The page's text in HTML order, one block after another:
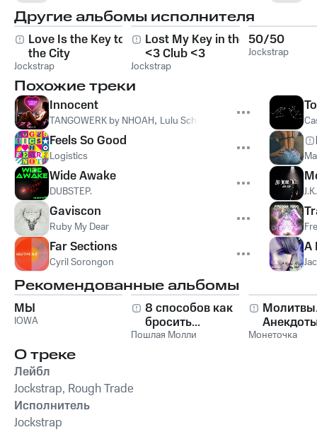
Другие альбомы исполнителя
Love Is the Key to
the City
Jockstrap
Lost My Key in the
<3 Club <3
Jockstrap
50/50
Jockstrap
Похожие треки
Innocent
TANGOWERK by NHOAH, Lulu Schmidt
Feels So Good
Logistics
Wide Awake
DUBSTEP.
Gaviscon
Ruby My Dear
Far Sections
Cyril Sorongon
A
Рекомендованные альбомы
МЫ
IOWA
8 способов как
бросить...
Пошлая Молли Монеточка
О треке
Лейбл
Jockstrap, Rough Trade
Исполнитель
Jockstrap